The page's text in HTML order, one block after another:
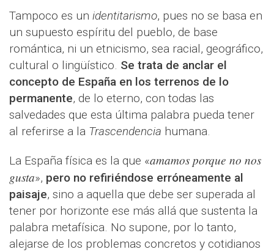
Tampoco es un identitarismo, pues no se basa en
un supuesto espíritu del pueblo, de base
romántica, ni un etnicismo, sea racial, geográfico,
cultural o lingüístico. Se trata de anclar el
concepto de España en los terrenos de lo
permanente, de lo eterno, con todas las
salvedades que esta última palabra pueda tener
al referirse a la Trascendencia humana.
La España física es la que «amamos porque no nos
gusta», pero no refiriéndose erróneamente al
paisaje, sino a aquella que debe ser superada al
tener por horizonte ese más allá que sustenta la
palabra metafísica. No supone, por lo tanto,
alejarse de los problemas concretos y cotidianos